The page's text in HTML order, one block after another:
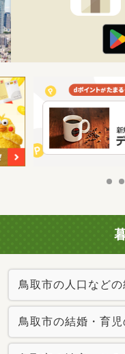
鳥取市の人口などの
鳥取市の結婚・育